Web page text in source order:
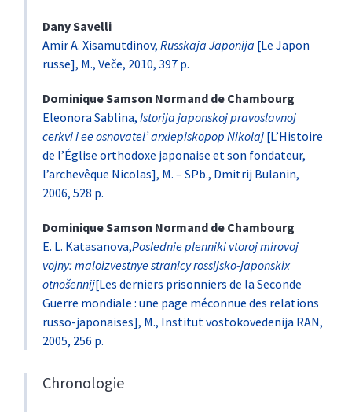
DanySavelli
Amir A. Xisamutdinov, Russkaja Japonija [Le Japon
russe], M., Veče, 2010, 397 p.
DominiqueSamson Normand de Chambourg
Eleonora Sablina, Istorija japonskoj pravoslavnoj
cerkvi i ee osnovatel’ arxiepiskopop Nikolaj [L’Histoire
de l’Église orthodoxe japonaise et son fondateur,
l’archevêque Nicolas], M. – SPb., Dmitrij Bulanin,
2006, 528 p.
DominiqueSamson Normand de Chambourg
E. L. Katasanova,Poslednie plenniki vtoroj mirovoj
vojny: maloizvestnye stranicy rossijsko-japonskix
otnošennij[Les derniers prisonniers de la Seconde
Guerre mondiale : une page méconnue des relations
russo-japonaises], M., Institut vostokovedenija RAN,
2005, 256 p.
Chronologie